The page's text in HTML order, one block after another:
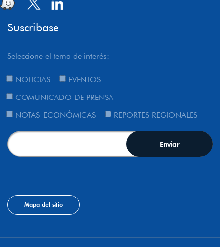
Suscribase
Seleccione el tema de interés:
NOTICIAS
EVENTOS
COMUNICADO DE PRENSA
NOTAS-ECONÓMICAS
REPORTES REGIONALES
Mapa del sitio